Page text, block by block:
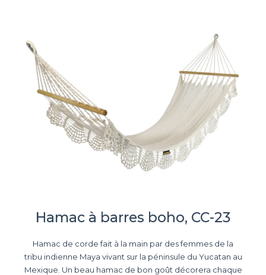
Hamac à barres boho, CC-23
Hamac de corde fait à la main par des femmes de la
tribu indienne Maya vivant sur la péninsule du Yucatan au
Mexique. Un beau hamac de bon goût décorera chaque